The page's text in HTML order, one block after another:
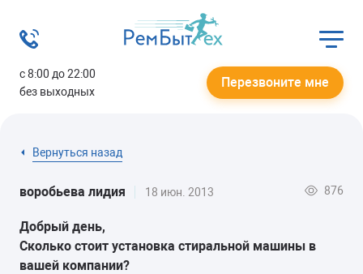
с 8:00 до 22:00
без выходных
Перезвоните мне
Вернуться назад
воробьева лидия 18 июн. 2013 876
Добрый день,
Cколько стоит установка стиральной машины в
вашей компании?